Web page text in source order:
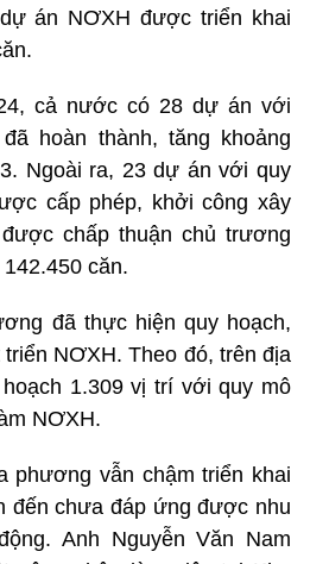
án NƠXH được triển khai
cả nước có 28 dự án với
hoàn thành, tăng khoảng
Ngoài ra, 23 dự án với quy
cấp phép, khởi công xây
chấp thuận chủ trương
căn.
đã thực hiện quy hoạch,
NƠXH. Theo đó, trên địa
1.309 vị trí với quy mô
NƠXH.
phương vẫn chậm triển khai
đến chưa đáp ứng được nhu
Anh Nguyễn Văn Nam